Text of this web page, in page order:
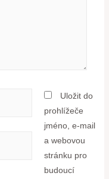
Uložit do
prohlížeče
jméno, e-mail
a webovou
stránku pro
budoucí